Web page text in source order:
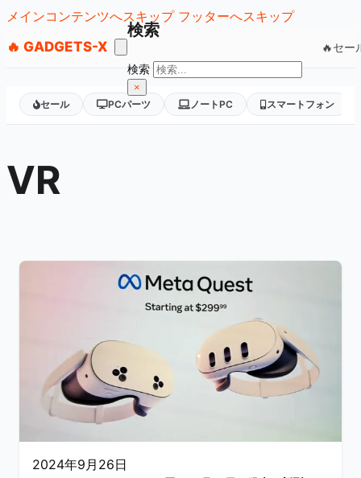
メインコンテンツへスキップ フッターへスキップ
🔥 GADGETS-X
🔥セー
検索
検索
×
セール
PCパーツ ノートPC スマートフォン
VR
2024年9月26日